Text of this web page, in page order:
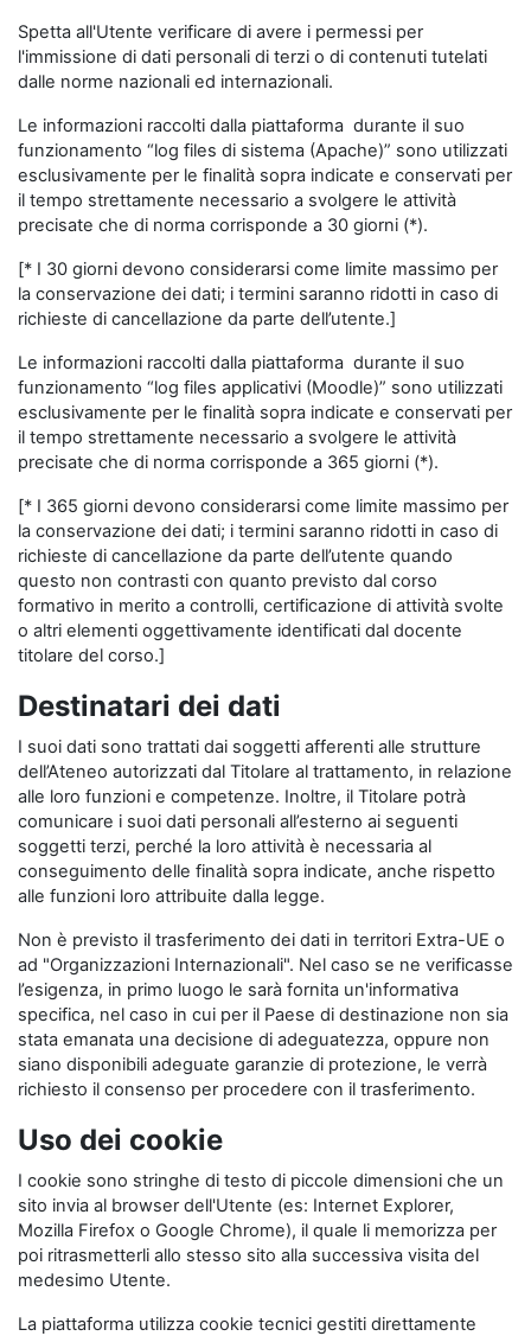
Spetta all'Utente verificare di avere i permessi per
l'immissione di dati personali di terzi o di contenuti tutelati
dalle norme nazionali ed internazionali.
Le informazioni raccolti dalla piattaforma durante il suo
funzionamento “log files di sistema (Apache)” sono utilizzati
esclusivamente per le finalità sopra indicate e conservati per
il tempo strettamente necessario a svolgere le attività
precisate che di norma corrisponde a 30 giorni (*).
[* I 30 giorni devono considerarsi come limite massimo per
la conservazione dei dati; i termini saranno ridotti in caso di
richieste di cancellazione da parte dell’utente.]
Le informazioni raccolti dalla piattaforma durante il suo
funzionamento “log files applicativi (Moodle)” sono utilizzati
esclusivamente per le finalità sopra indicate e conservati per
il tempo strettamente necessario a svolgere le attività
precisate che di norma corrisponde a 365 giorni (*).
[* I 365 giorni devono considerarsi come limite massimo per
la conservazione dei dati; i termini saranno ridotti in caso di
richieste di cancellazione da parte dell’utente quando
questo non contrasti con quanto previsto dal corso
formativo in merito a controlli, certificazione di attività svolte
o altri elementi oggettivamente identificati dal docente
titolare del corso.]
Destinatari dei dati
I suoi dati sono trattati dai soggetti afferenti alle strutture
dell’Ateneo autorizzati dal Titolare al trattamento, in relazione
alle loro funzioni e competenze. Inoltre, il Titolare potrà
comunicare i suoi dati personali all’esterno ai seguenti
soggetti terzi, perché la loro attività è necessaria al
conseguimento delle finalità sopra indicate, anche rispetto
alle funzioni loro attribuite dalla legge.
Non è previsto il trasferimento dei dati in territori Extra-UE o
ad "Organizzazioni Internazionali". Nel caso se ne verificasse
l’esigenza, in primo luogo le sarà fornita un'informativa
specifica, nel caso in cui per il Paese di destinazione non sia
stata emanata una decisione di adeguatezza, oppure non
siano disponibili adeguate garanzie di protezione, le verrà
richiesto il consenso per procedere con il trasferimento.
Uso dei cookie
I cookie sono stringhe di testo di piccole dimensioni che un
sito invia al browser dell'Utente (es: Internet Explorer,
Mozilla Firefox o Google Chrome), il quale li memorizza per
poi ritrasmetterli allo stesso sito alla successiva visita del
medesimo Utente.
La piattaforma utilizza cookie tecnici gestiti direttamente